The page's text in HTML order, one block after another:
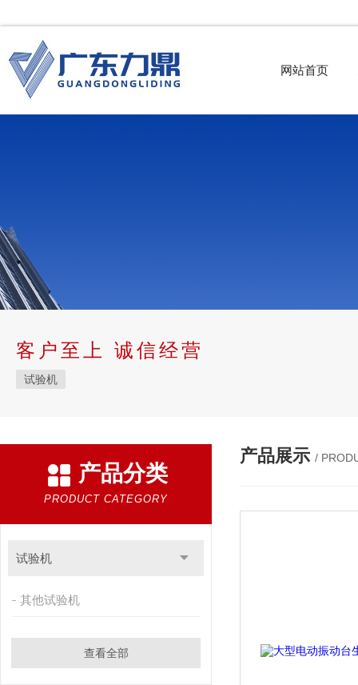
网站首页
客户至上 诚信经营
试验机
产品分类
PRODUCT CATEGORY
试验机
其他试验机
查看全部
产品展示 /